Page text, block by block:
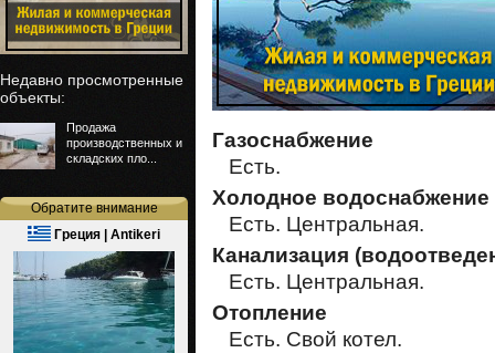
Недавно просмотренные
объекты:
Продажа
производственных и
складских пло...
Обратите внимание
Греция | Antikeri
Газоснабжение
Есть.
Холодное водоснабжение
Есть. Центральная.
Канализация
Есть. Центральная.
Отопление
Есть. Свой котел.